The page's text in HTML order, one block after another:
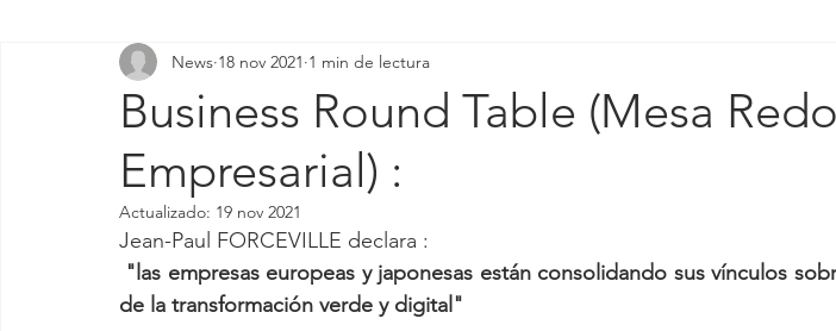
Business Round Table (Mesa
Empresarial) :
News 18 nov 2021 1 min de lectura
Actualizado: 19 nov 2021
Jean-Paul FORCEVILLE declara :
de la transformación verde y digital"